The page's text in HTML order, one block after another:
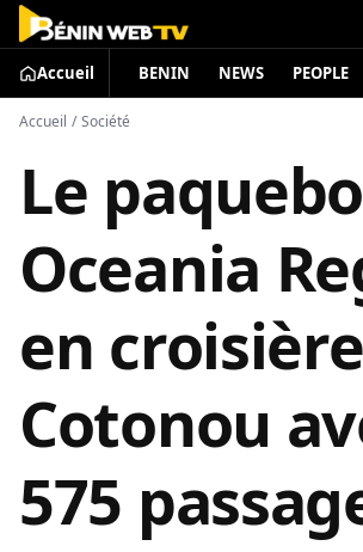
Accueil BENIN NEWS PEOPLE
Accueil / Société
Le
Oceania
en
Cotonou
575